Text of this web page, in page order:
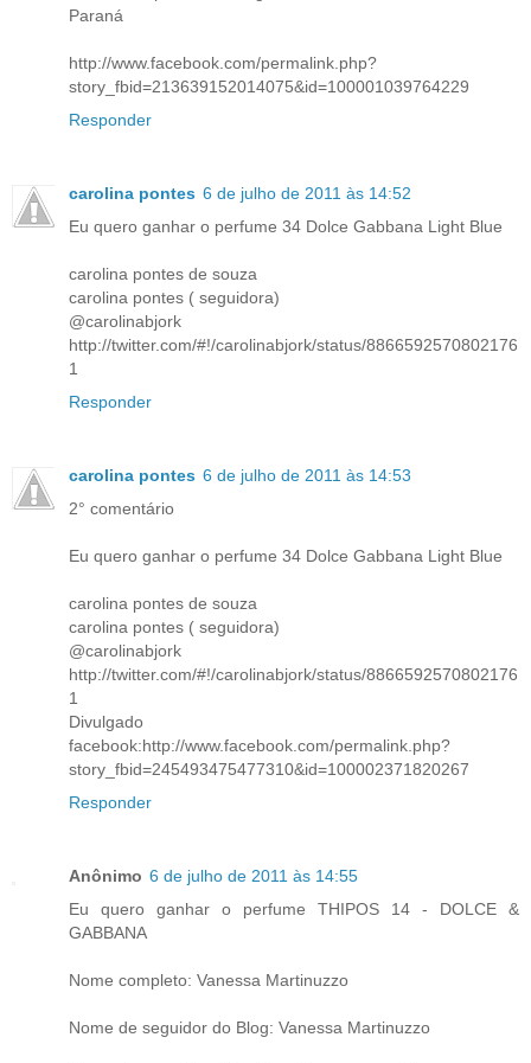
Paraná
http://www.facebook.com/permalink.php?
story_fbid=213639152014075&id=100001039764229
Responder
carolina pontes 6 de julho de 2011 às 14:52
Eu quero ganhar o perfume 34 Dolce Gabbana Light Blue
carolina pontes de souza
carolina pontes ( seguidora)
@carolinabjork
http://twitter.com/#!/carolinabjork/status/8866592570802176
1
Responder
carolina pontes 6 de julho de 2011 às 14:53
2° comentário
Eu quero ganhar o perfume 34 Dolce Gabbana Light Blue
carolina pontes de souza
carolina pontes ( seguidora)
@carolinabjork
http://twitter.com/#!/carolinabjork/status/8866592570802176
1
Divulgado
facebook:http://www.facebook.com/permalink.php?
story_fbid=245493475477310&id=100002371820267
Responder
Anônimo 6 de julho de 2011 às 14:55
Eu quero ganhar o perfume THIPOS 14 - DOLCE &
GABBANA
Nome completo: Vanessa Martinuzzo
Nome de seguidor do Blog: Vanessa Martinuzzo